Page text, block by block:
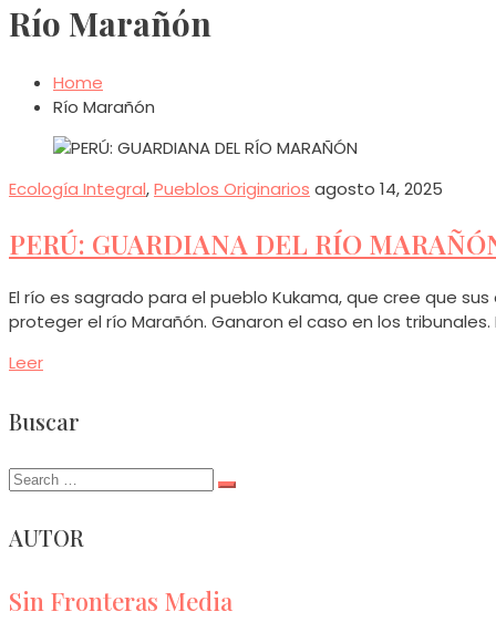
Río Marañón
Home
Río Marañón
Ecología Integral,Pueblos Originarios agosto 14, 2025
PERÚ: GUARDIANA DEL RÍO
El río es sagrado para el pueblo Kukama, que cree que
proteger el río Marañón. Ganaron el caso en los
Leer
Buscar
Search
AUTOR
Sin Fronteras Media